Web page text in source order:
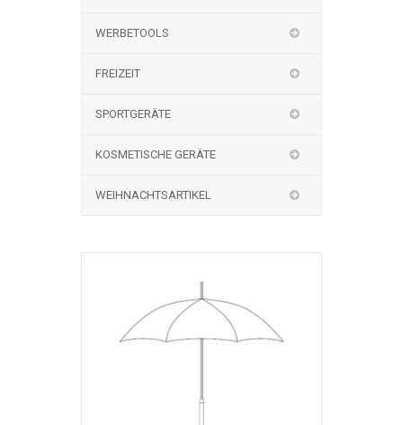
WERBETOOLS
FREIZEIT
SPORTGERÄTE
KOSMETISCHE GERÄTE
WEIHNACHTSARTIKEL